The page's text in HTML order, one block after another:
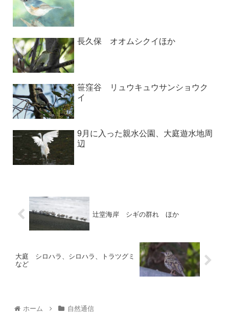
長久保 オオムシクイほか
笹窪谷 リュウキュウサンショウク
イ
9月に入った親水公園、大庭遊水地周
辺
辻堂海岸 シギの群れ ほか
大庭 シロハラ、シロハラ、トラツグミ
など
ホーム 自然通信